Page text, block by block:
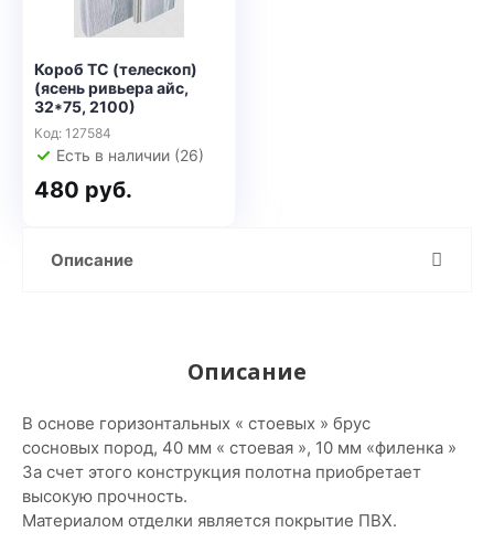
Короб ТС (телескоп)
(ясень ривьера айс,
32*75, 2100)
Код: 127584
Есть в наличии (26)
480 руб.
Описание
Описание
В основе горизонтальных « стоевых » брус
сосновых пород, 40 мм « стоевая », 10 мм «филенка »
За счет этого конструкция полотна приобретает
высокую прочность.
Материалом отделки является покрытие ПВХ.